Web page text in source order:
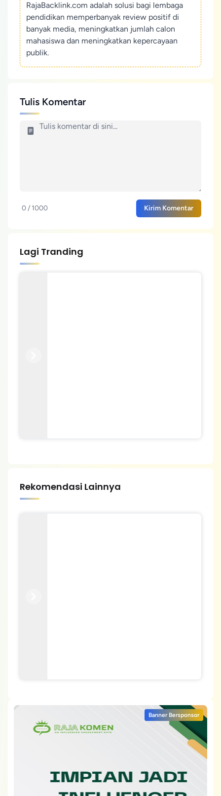
RajaBacklink.com adalah solusi bagi lembaga
pendidikan memperbanyak review positif di
banyak media, meningkatkan jumlah calon
mahasiswa dan meningkatkan kepercayaan
publik.
Tulis Komentar
0 / 1000 Kirim Komentar
Lagi Tranding
Rekomendasi Lainnya
Banner Bersponsor